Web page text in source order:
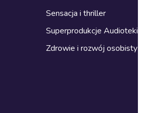
Sensacja i thriller
Superprodukcje Audioteki
Zdrowie i rozwój osobisty